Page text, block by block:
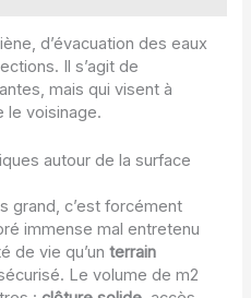
d’évacuation des eaux
Il s’agit de
mais qui visent à
le voisinage.
autour de la surface
grand, c’est forcément
immense mal entretenu
de vie qu’unterrain
Le volume de m2